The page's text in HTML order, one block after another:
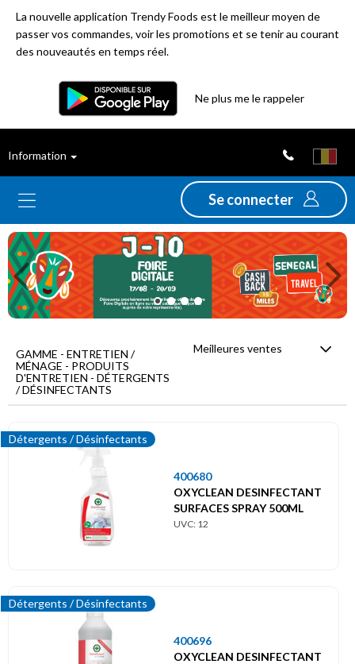
La nouvelle application Trendy Foods est le meilleur moyen de
passer vos commandes, voir les promotions et se tenir au courant
des nouveautés en temps réel.
Ne plus me le rappeler
Information
Se connecter
ventes
Nouveautés
Promotions
Déstockage
Menu
principal
Entretien
Ménage
Détergents
Désinfectants
Previous
GAMME - ENTRETIEN /
MÉNAGE - PRODUITS
D'ENTRETIEN - DÉTERGENTS
/ DÉSINFECTANTS
Meilleures ventes
Détergents / Désinfectants
400680
OXYCLEAN DESINFECTANT
SURFACES SPRAY 500ML
UVC: 12
Détergents / Désinfectants
400696
OXYCLEAN DESINFECTANT